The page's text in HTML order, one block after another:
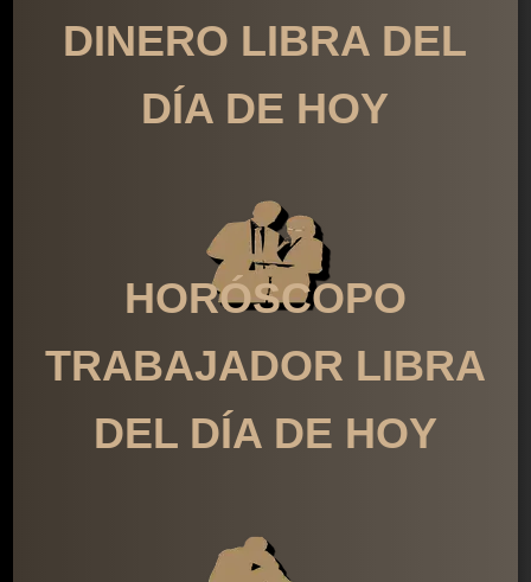
DINERO LIBRA DEL
DÍA DE HOY
HORÓSCOPO
TRABAJADOR LIBRA
DEL DÍA DE HOY